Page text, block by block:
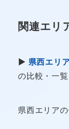
関連エリ
▶ 県西エリ
の比較・一覧
県西エリア